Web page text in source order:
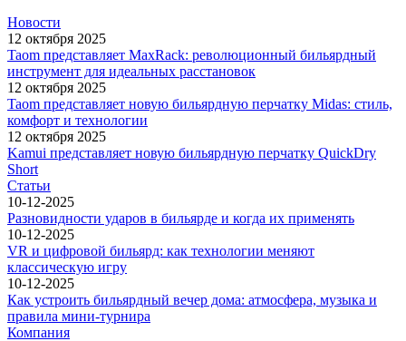
Новости
12 октября 2025
Taom представляет MaxRack: революционный бильярдный
инструмент для идеальных расстановок
12 октября 2025
Taom представляет новую бильярдную перчатку Midas: стиль,
комфорт и технологии
12 октября 2025
Kamui представляет новую бильярдную перчатку QuickDry
Short
Статьи
10-12-2025
Разновидности ударов в бильярде и когда их применять
10-12-2025
VR и цифровой бильярд: как технологии меняют
классическую игру
10-12-2025
Как устроить бильярдный вечер дома: атмосфера, музыка и
правила мини-турнира
Компания